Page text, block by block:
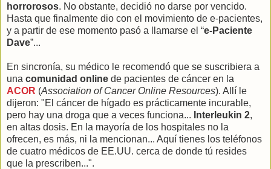
horrorosos. No obstante, decidió no darse por vencido.
Hasta que finalmente dio con el movimiento de e-pacientes,
y a partir de ese momento pasó a llamarse el “e-Paciente
Dave”...
En sincronía, su médico le recomendó que se suscribiera a
una comunidad online de pacientes de cáncer en la
ACOR (Association of Cancer Online Resources). Allí le
dijeron: "El cáncer de hígado es prácticamente incurable,
pero hay una droga que a veces funciona... Interleukin 2,
en altas dosis. En la mayoría de los hospitales no la
ofrecen, es más, ni la mencionan... Aquí tienes los teléfonos
de cuatro médicos de EE.UU. cerca de donde tú resides
que la prescriben...".